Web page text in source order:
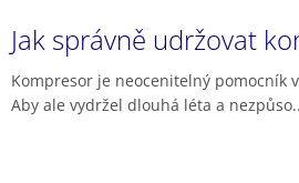
k
ů
Jak správně udržovat
Kompresor je neocenitelný pomocník
Aby ale vydržel dlouhá léta a